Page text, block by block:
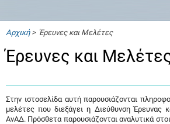
Αρχική> Έρευνες και Μελέτες
Έρευνες και
Στην ιστοσελίδα αυτή παρουσιάζονται
μελέτες που διεξάγει η Διεύθυνση Έρευνας
ΑνΑΔ. Πρόσθετα παρουσιάζονται αναλυτικά